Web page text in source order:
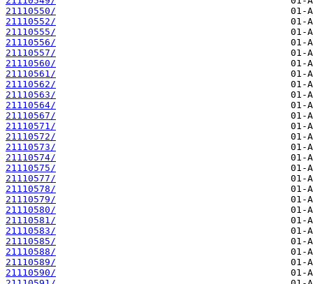
21110550/
21110552/
21110555/
21110556/
21110557/
21110560/
21110561/
21110562/
21110563/
21110564/
21110567/
21110571/
21110572/
21110573/
21110574/
21110575/
21110577/
21110578/
21110579/
21110580/
21110581/
21110583/
21110585/
21110588/
21110589/
21110590/